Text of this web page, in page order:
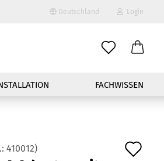
Deutschland Login
FACHWISSEN
410012)